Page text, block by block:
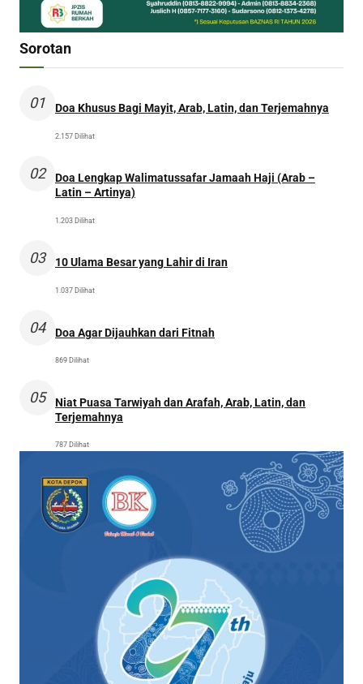
Sorotan
01 Doa Khusus Bagi Mayit, Arab, Latin, dan Terjemahnya
2.157 Dilihat
02
Doa Lengkap Walimatussafar Jamaah Haji (Arab –
Latin – Artinya)
1.203 Dilihat
03 10 Ulama Besar yang Lahir di Iran
1.037 Dilihat
04 Doa Agar Dijauhkan dari Fitnah
869 Dilihat
05
Niat Puasa Tarwiyah dan Arafah, Arab, Latin, dan
Terjemahnya
787 Dilihat